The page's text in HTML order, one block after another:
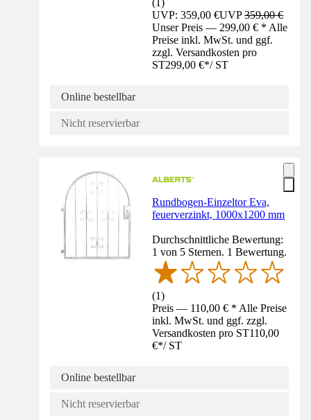
(
)
UVP: 359,00 €UVP359,00 €
Unser Preis — 299,00 € * Alle
Preise inkl. MwSt. und ggf.
zzgl. Versandkosten pro
ST299,00 €*/ ST
Online bestellbar
Nicht reservierbar
Rundbogen-Einzeltor Eva,
feuerverzinkt, 1000x1200 mm
Durchschnittliche Bewertung:
1 von 5 Sternen. 1 Bewertung.
(1)
Preis — 110,00 € * Alle Preise
inkl. MwSt. und ggf. zzgl.
Versandkosten pro ST110,00
€*/ ST
Online bestellbar
Nicht reservierbar